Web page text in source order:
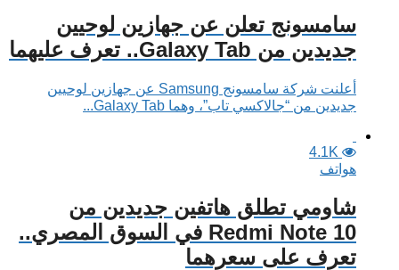
سامسونج تعلن عن جهازين لوحيين
جديدين من Galaxy Tab.. تعرف عليهما
أعلنت شركة سامسونج Samsung عن جهازين لوحيين
جديدين من “جالاكسي تاب”، وهما Galaxy Tab...
4.1K
هواتف
شاومي تطلق هاتفين جديدين من
Redmi Note 10 في السوق المصري..
تعرف على سعرهما